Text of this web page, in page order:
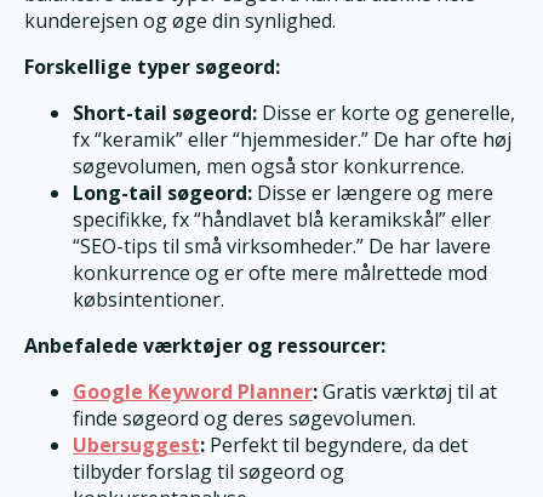
kunderejsen og øge din synlighed.
Forskellige typer søgeord:
Short-tail søgeord: Disse er korte og generelle,
fx “keramik” eller “hjemmesider.” De har ofte høj
søgevolumen, men også stor konkurrence.
Long-tail søgeord: Disse er længere og mere
specifikke, fx “håndlavet blå keramikskål” eller
“SEO-tips til små virksomheder.” De har lavere
konkurrence og er ofte mere målrettede mod
købsintentioner.
Anbefalede værktøjer og ressourcer:
Google Keyword Planner:Gratis værktøj til at
finde søgeord og deres søgevolumen.
Ubersuggest: Perfekt til begyndere, da det
tilbyder forslag til søgeord og